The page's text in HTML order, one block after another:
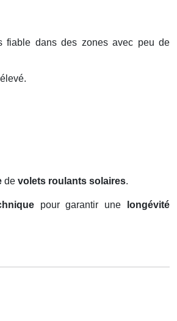
fiable dans des zones avec peu de
de volets roulants solaires.
pour garantir une
longévité